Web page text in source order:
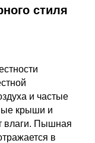
стиля
и частые
крыши и
влаги. Пышная
в